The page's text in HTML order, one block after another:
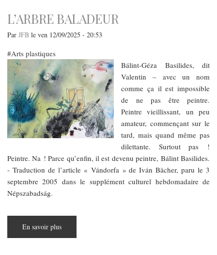
L’ARBRE BALADEUR
Par JFB le ven 12/09/2025 - 20:53
Arts plastiques
Bálint-Géza Basilides, dit
Valentin – avec un nom
comme ça il est impossible
de ne pas être peintre.
Peintre vieillissant, un peu
amateur, commençant sur le
tard, mais quand même pas
dilettante. Surtout pas !
Peintre. Na ! Parce qu’enfin, il est devenu peintre, Bálint Basilides.
- Traduction de l’article « Vándorfa » de Iván Bächer, paru le 3
septembre 2005 dans le supplément culturel hebdomadaire de
Népszabadság.
En savoir plus
BALADEUR